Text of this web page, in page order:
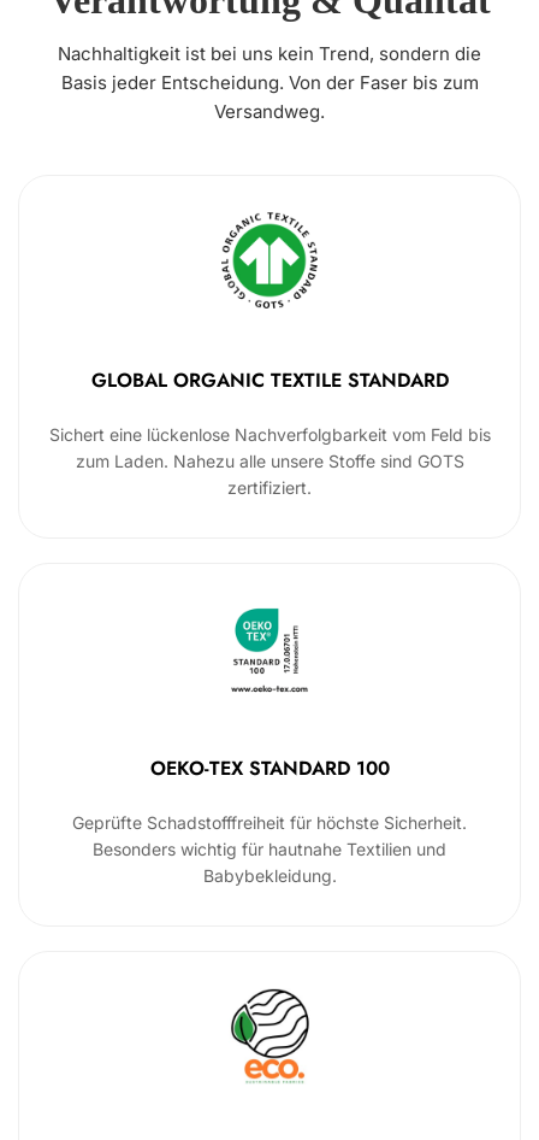
Nachhaltigkeit ist bei uns kein Trend, sondern die
Basis jeder Entscheidung. Von der Faser bis zum
Versandweg.
GLOBAL ORGANIC TEXTILE STANDARD
Sichert eine lückenlose Nachverfolgbarkeit vom Feld bis
zum Laden. Nahezu alle unsere Stoffe sind GOTS
zertifiziert.
OEKO-TEX STANDARD 100
Geprüfte Schadstofffreiheit für höchste Sicherheit.
Besonders wichtig für hautnahe Textilien und
Babybekleidung.